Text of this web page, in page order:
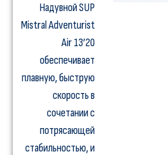
Надувной SUP
Mistral Adventurist
Air 13’20
обеспечивает
плавную, быструю
скорость в
сочетании с
потрясающей
стабильностью, и